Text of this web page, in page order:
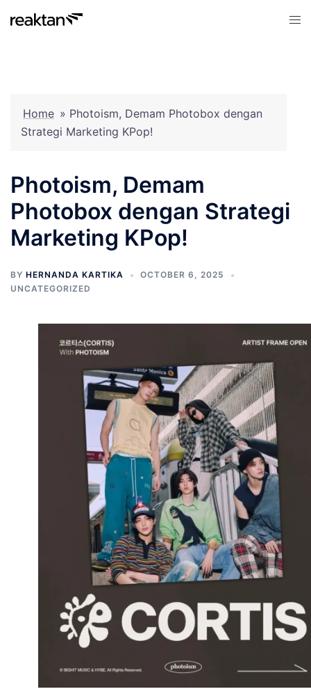
Home » Photoism, Demam Photobox dengan
Strategi Marketing KPop!
Photoism, Demam
Photobox dengan Strategi
Marketing KPop!
BY HERNANDA KARTIKA
OCTOBER 6, 2025
UNCATEGORIZED